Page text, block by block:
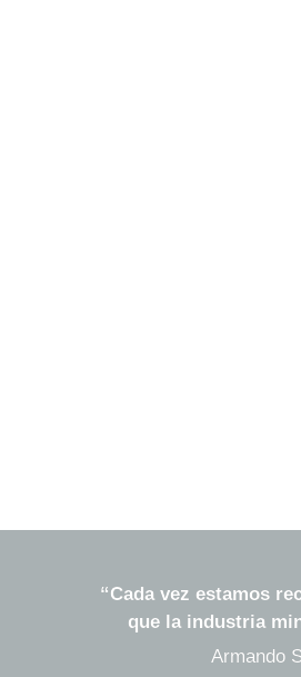
“Cada vez estamos
que la industria
Armando